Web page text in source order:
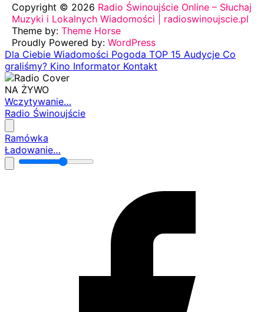
Copyright © 2026 Radio Świnoujście Online – Słuchaj
Muzyki i Lokalnych Wiadomości | radioswinoujscie.pl
Theme by: Theme Horse
Proudly Powered by: WordPress
Dla Ciebie Wiadomości Pogoda TOP 15 Audycje Co
graliśmy? Kino Informator Kontakt
NA ŻYWO
Wczytywanie…
Radio Świnoujście
Ramówka
Ładowanie…